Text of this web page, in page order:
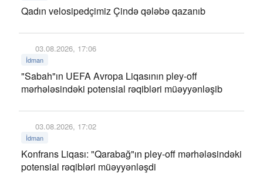
Qadın velosipedçimiz Çində qələbə qazanıb
03.08.2026, 17:06
İdman
"Sabah"ın UEFA Avropa Liqasının pley-off
mərhələsindəki potensial rəqibləri müəyyənləşib
03.08.2026, 17:02
İdman
Konfrans Liqası: "Qarabağ"ın pley-off mərhələsindəki
potensial rəqibləri müəyyənləşdi